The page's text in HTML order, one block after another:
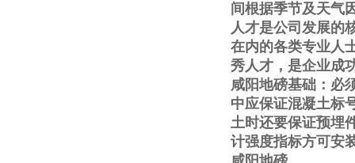
间根据季节及天气
人才是公司发展的
在内的各类专业人
秀人才，是企业成
咸阳地磅基础：必
中应保证混凝土标
土时还要保证预埋
计强度指标方可安